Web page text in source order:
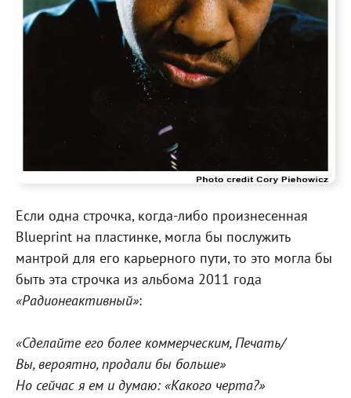
Если одна строчка, когда-либо произнесенная
Blueprint на пластинке, могла бы послужить
мантрой для его карьерного пути, то это могла бы
быть эта строчка из альбома 2011 года
«Радионеактивный»:
«Сделайте его более коммерческим, Печать/
Вы, вероятно, продали бы больше»
Но сейчас я ем и думаю: «Какого черта?»